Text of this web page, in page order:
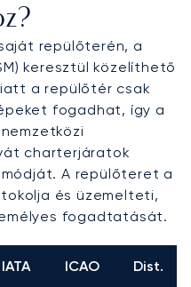
repülőterén, a
keresztül közelíthető
a repülőtér csak
fogadhat, így a
charterjáratok
A repülőteret a
és üzemelteti,
fogadtatását.
IATA ICAO Dist.